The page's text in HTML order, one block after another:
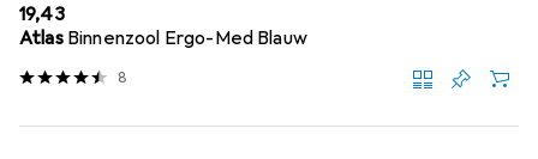
EUR
19,43
Atlas Binnenzool Ergo-Med Blauw
8